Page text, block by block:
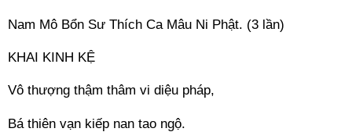
Nam Mô Bổn Sư Thích Ca Mâu Ni Phật. (3 lần)
KHAI KINH KỆ
Vô thượng thậm thâm vi diệu pháp,
Bá thiên vạn kiếp nan tao ngộ.